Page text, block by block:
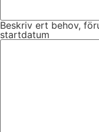
Beskriv ert behov,
startdatum